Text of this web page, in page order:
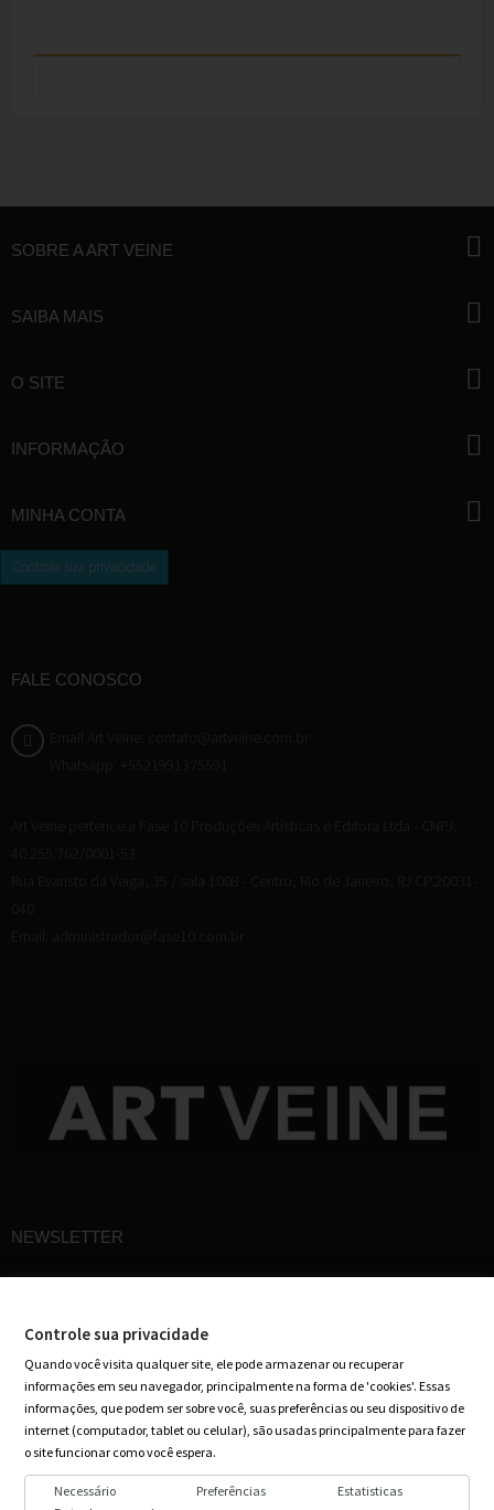
SOBRE A ART VEINE
SAIBA MAIS
O SITE
INFORMAÇÃO
MINHA CONTA
Controle sua privacidade
FALE CONOSCO
NEWSLETTER
Controle sua privacidade
Quando você visita qualquer site, ele pode armazenar ou recuperar
informações em seu navegador, principalmente na forma de 'cookies'. Essas
informações, que podem ser sobre você, suas preferências ou seu dispositivo de
internet (computador, tablet ou celular), são usadas principalmente para fazer
o site funcionar como você espera.
Necessário Preferências
Estatisticas